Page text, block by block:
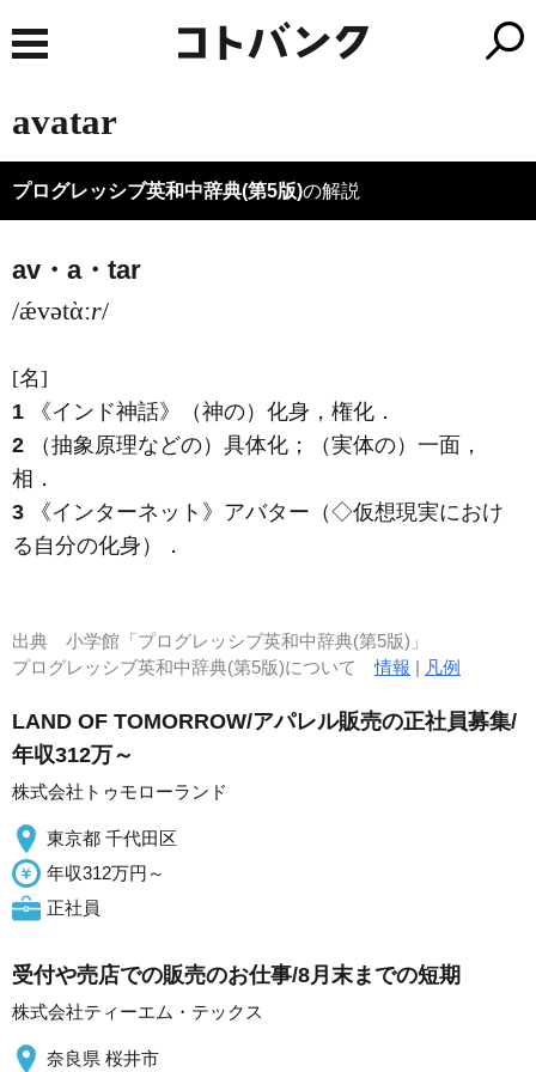
avatar
プログレッシブ英和中辞典(第5版)の解説
av・a・tar
/ǽvətὰːr/
[名]
1
《インド神話》 （神の）化身，権化 ．
2 （抽象原理などの）具体化；（実体の）一面，
相 ．
3
《インターネット》 アバター（◇仮想現実におけ
る自分の化身）
．
出典 小学館「プログレッシブ英和中辞典(第5版)」
プログレッシブ英和中辞典(第5版)について情報 | 凡例
LAND OF TOMORROW/アパレル販売の正社員募集/
年収312万～
株式会社トゥモローランド
東京都 千代田区
年収312万円～
正社員
受付や売店での販売のお仕事/8月末までの短期
株式会社ティーエム・テックス
奈良県 桜井市